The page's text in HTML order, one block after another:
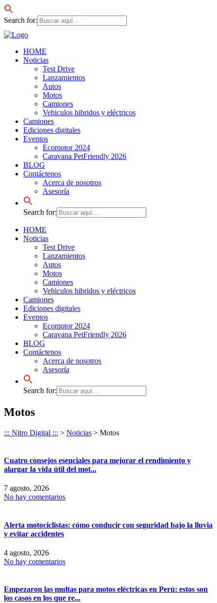
Search for:
HOME
Noticias
Test Drive
Lanzamientos
Autos
Motos
Camiones
Vehiculos hibridos y eléctricos
Camiones
Ediciones digitales
Eventos
Ecomotor 2024
Caravana PetFriendly 2026
BLOG
Contáctenos
Acerca de nosotros
Asesoría
Search for:
HOME
Noticias
Test Drive
Lanzamientos
Autos
Motos
Camiones
Vehiculos hibridos y eléctricos
Camiones
Ediciones digitales
Eventos
Ecomotor 2024
Caravana PetFriendly 2026
BLOG
Contáctenos
Acerca de nosotros
Asesoría
Search for:
Motos
::: Nitro Digital ::: > Noticias > Motos
Cuatro consejos esenciales para mejorar el rendimiento y
alargar la vida útil del mot...
7 agosto, 2026
No hay comentarios
Alerta motociclistas: cómo conducir con seguridad bajo la lluvia
y evitar accidentes
4 agosto, 2026
No hay comentarios
Empezaron las multas para motos eléctricas en Perú: estos son
los casos en los que re...